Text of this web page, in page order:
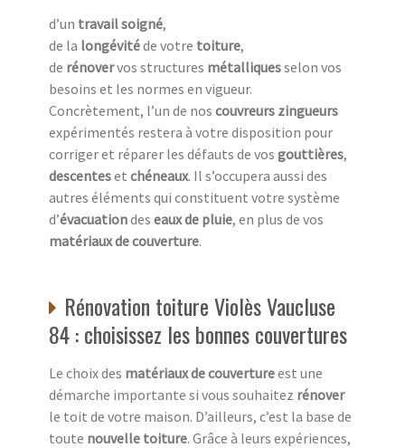
d’un travail soigné,
de la longévitéde votre toiture,
de rénovervos structures métalliquesselon vos
besoins et les normes en vigueur.
Concrètement, l’un de nos couvreurs zingueurs
expérimentés restera à votre disposition pour
corriger et réparer les défauts de vos gouttières,
descenteset chéneaux. Il s’occupera aussi des
autres éléments qui constituent votre système
d’évacuationdes eaux de pluie, en plus de vos
matériaux de couverture.
Rénovation toiture Violès Vaucluse
84 : choisissez les bonnes couvertures
Le choix des matériaux de couvertureest une
démarche importante si vous souhaitez rénover
le toit de votre maison. D’ailleurs, c’est la base de
toute nouvelle toiture. Grâce à leurs expériences,